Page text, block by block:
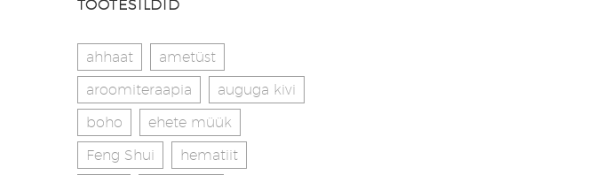
TOOTESILDID
ahhaat
ametüst
aroomiteraapia
auguga kivi
boho
ehete müük
Feng Shui
hematiit